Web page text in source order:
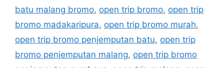
batu malang bromo, open trip bromo, open trip
bromo madakaripura, open trip bromo murah,
open trip bromo penjemputan batu, open trip
bromo penjemputan malang, open trip bromo